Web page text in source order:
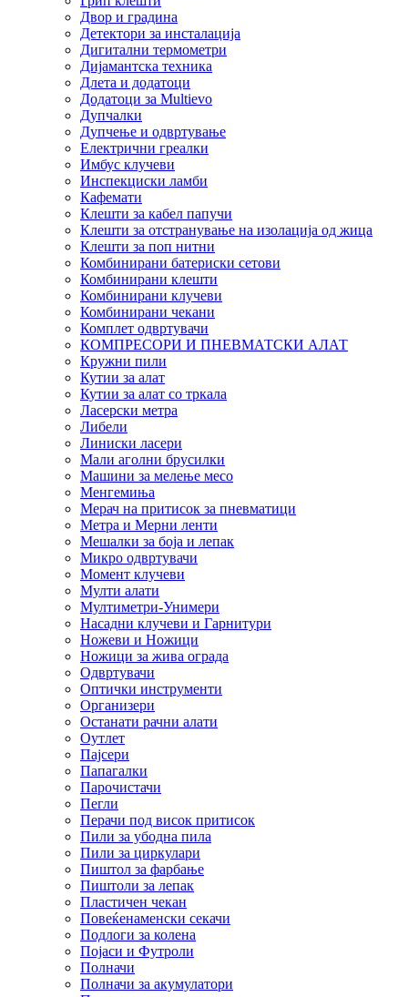
Двор и градина
Детектори за инсталација
Дигитални термометри
Дијамантска техника
Длета и додатоци
Додатоци за Multievo
Дупчалки
Дупчење и одвртување
Електрични греалки
Имбус клучеви
Инспекциски ламби
Кафемати
Клешти за кабел папучи
Клешти за отстранување на изолација од жица
Клешти за поп нитни
Комбинирани батериски сетови
Комбинирани клешти
Комбинирани клучеви
Комбинирани чекани
Комплет одвртувачи
КОМПРЕСОРИ И ПНЕВМАТСКИ АЛАТ
Кружни пили
Кутии за алат
Кутии за алат со тркала
Ласерски метра
Либели
Линиски ласери
Мали аголни брусилки
Машини за мелење месо
Менгемиња
Мерач на притисок за пневматици
Метра и Мерни ленти
Мешалки за боја и лепак
Микро одвртувачи
Момент клучеви
Мулти алати
Мултиметри-Унимери
Насадни клучеви и Гарнитури
Ножеви и Ножици
Ножици за жива ограда
Одвртувачи
Оптички инструменти
Организери
Останати рачни алати
Оутлет
Пајсери
Папагалки
Парочистачи
Пегли
Перачи под висок притисок
Пили за убодна пила
Пили за циркулари
Пиштол за фарбање
Пиштоли за лепак
Пластичен чекан
Повеќенаменски секачи
Подлоги за колена
Појаси и Футроли
Полначи
Полначи за акумулатори